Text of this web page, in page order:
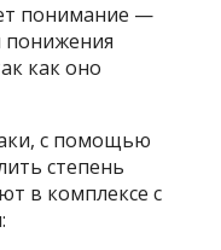
понимание —
понижения
как оно
с помощью
степень
в комплексе с